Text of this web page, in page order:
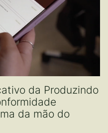
da Produzindo
da mão do